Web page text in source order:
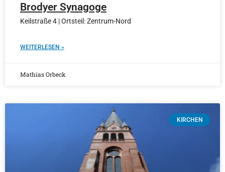
Brodyer Synagoge
Keilstraße 4 | Ortsteil: Zentrum-Nord
WEITERLESEN »
Mathias Orbeck
KIRCHEN